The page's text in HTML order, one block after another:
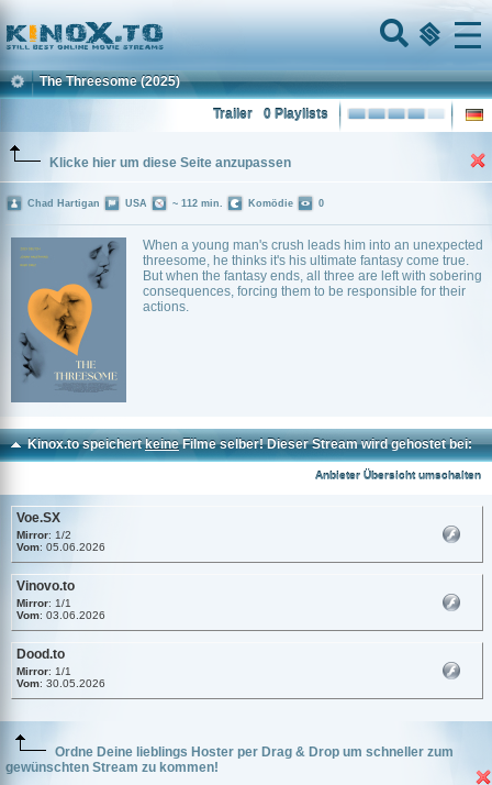
Home
Menu
The Threesome (2025)
0 Playlists
Trailer
Klicke hier um diese Seite anzupassen
When a young man's crush leads him into an unexpected
threesome, he thinks it's his ultimate fantasy come true.
But when the fantasy ends, all three are left with sobering
consequences, forcing them to be responsible for their
actions.
Chad Hartigan USA ~ 112 min. Komödie 0
Kinox.to speichertkeineFilme selber! Dieser Stream wird gehostet bei:
Anbieter Übersicht umschalten
Voe.SX
Mirror: 1/2
Vom: 05.06.2026
Vinovo.to
Mirror: 1/1
Vom: 03.06.2026
Dood.to
Mirror: 1/1
Vom: 30.05.2026
Ordne Deine lieblings Hoster per Drag & Drop um schneller zum
gewünschten Stream zu kommen!